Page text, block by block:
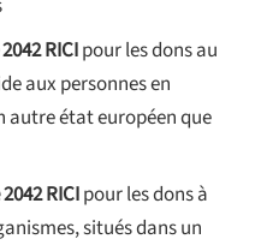
RICIpour les dons au
aux personnes en
autre état européen que
RICIpour les dons à
situés dans un